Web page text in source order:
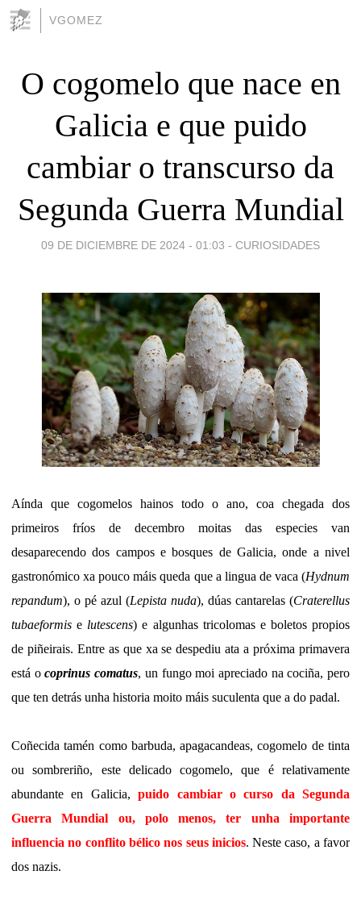
VGOMEZ
O cogomelo que nace en
Galicia e que puido
cambiar o transcurso da
Segunda Guerra Mundial
09 DE DICIEMBRE DE 2024 - 01:03 - CURIOSIDADES
Aínda que cogomelos hainos todo o ano, coa chegada dos
primeiros fríos de decembro moitas das especies van
desaparecendo dos campos e bosques de Galicia, onde a nivel
gastronómico xa pouco máis queda que a lingua de vaca (Hydnum
repandum), o pé azul (Lepista nuda), dúas cantarelas (Craterellus
tubaeformis e lutescens) e algunhas tricolomas e boletos propios
de piñeirais. Entre as que xa se despediu ata a próxima primavera
está ocoprinus comatus, un fungo moi apreciado na cociña, pero
que ten detrás unha historia moito máis suculenta que a do padal.
Coñecida tamén como barbuda, apagacandeas, cogomelo de tinta
ou sombreriño, este delicado cogomelo, que é relativamente
abundante en Galicia,puido cambiar o curso da Segunda
Guerra Mundial ou, polo menos, ter unha importante
influencia no conflito bélico nos seus inicios. Neste caso, a favor
dos nazis.